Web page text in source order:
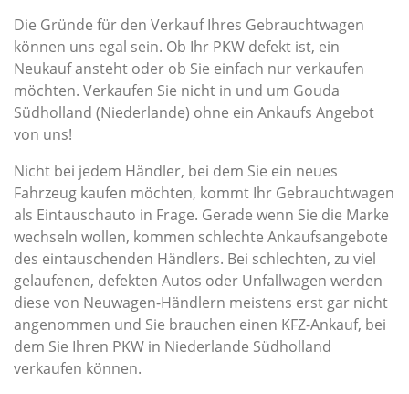
Die Gründe für den Verkauf Ihres Gebrauchtwagen
können uns egal sein. Ob Ihr PKW defekt ist, ein
Neukauf ansteht oder ob Sie einfach nur verkaufen
möchten. Verkaufen Sie nicht in und um Gouda
Südholland (Niederlande) ohne ein Ankaufs Angebot
von uns!
Nicht bei jedem Händler, bei dem Sie ein neues
Fahrzeug kaufen möchten, kommt Ihr Gebrauchtwagen
als Eintauschauto in Frage. Gerade wenn Sie die Marke
wechseln wollen, kommen schlechte Ankaufsangebote
des eintauschenden Händlers. Bei schlechten, zu viel
gelaufenen, defekten Autos oder Unfallwagen werden
diese von Neuwagen-Händlern meistens erst gar nicht
angenommen und Sie brauchen einen KFZ-Ankauf, bei
dem Sie Ihren PKW in Niederlande Südholland
verkaufen können.